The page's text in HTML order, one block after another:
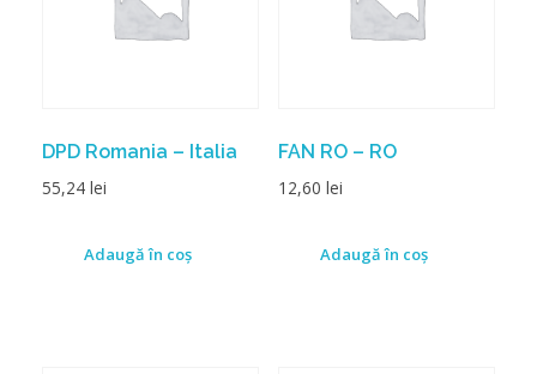
DPD Romania – Italia
55,24 lei
Adaugă în coș
FAN RO – RO
12,60 lei
Adaugă în coș